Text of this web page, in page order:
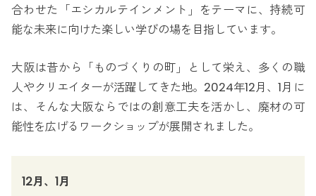
合わせた「エシカルテインメント」をテーマに、持続可
能な未来に向けた楽しい学びの場を目指しています。
大阪は昔から「ものづくりの町」として栄え、多くの職
人やクリエイターが活躍してきた地。2024年12月、1月に
は、そんな大阪ならではの創意工夫を活かし、廃材の可
能性を広げるワークショップが展開されました。
12月、1月